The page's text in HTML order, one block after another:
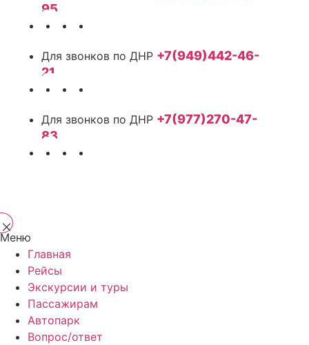
95
+7(949)442-46-
21
+7(977)270-47-
83
Меню
Главная
Рейсы
Экскурсии и туры
Пассажирам
Автопарк
Вопрос/ответ